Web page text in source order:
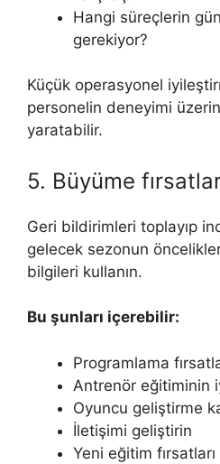
Hangi süreçlerin
gerekiyor?
Küçük operasyonel
personelin deneyimi
yaratabilir.
5. Büyüme
Geri bildirimleri toplayıp
gelecek sezonun
bilgileri kullanın.
Bu şunları içerebilir:
Programlama
Antrenör eğitiminin
Oyuncu geliştirme
İletişimi geliştirin
Yeni eğitim